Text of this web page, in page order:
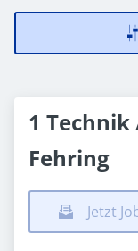
1
Fehring
Jetzt